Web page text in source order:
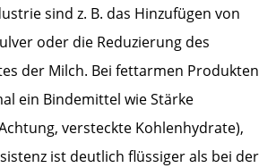
sind z. B. das Hinzufügen von
oder die Reduzierung des
der Milch. Bei fettarmen Produkten
ein Bindemittel wie Stärke
versteckte Kohlenhydrate),
ist deutlich flüssiger als bei der